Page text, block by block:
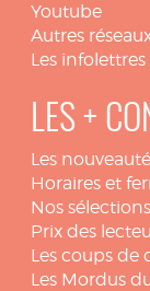
Youtube
Autres
Les infolettres
LES +
Les
Horaires et
Nos
Prix des
Les coups de
Les Mordus